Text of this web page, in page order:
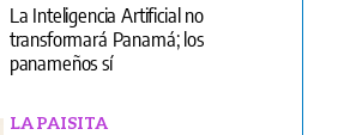
La Inteligencia Artificial no
transformará Panamá; los
panameños sí
LA PAISITA